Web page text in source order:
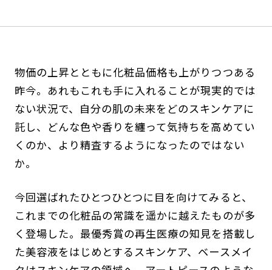
物価の上昇とともに化粧品価格も上がりつつある
昨今。あれもこれも手に入れることが現実的では
ない状況で、自分の肌の未来をどのスキンケアに
託し、どんな色や香りを纏って気持ちを高めてい
くのか、より精査するようになったのではない
か。
今回選ばれたひとつひとつに目を向けてみると、
これまでの化粧品の常識を遥かに越えたものが多
く登場した。最優秀賞の再生医療の知見を搭載し
た美容液をはじめとするスキンケア、ベースメイ